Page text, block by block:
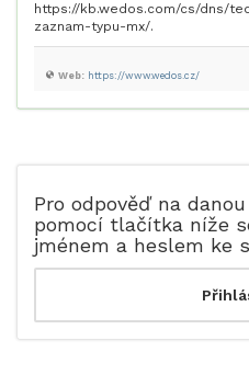
https://kb.wedos.com/cs/dns/
zaznam-typu-mx/.
Web: https://www.wedos.cz/
Pro odpověď na
pomocí tlačítka níže
jménem a heslem ke